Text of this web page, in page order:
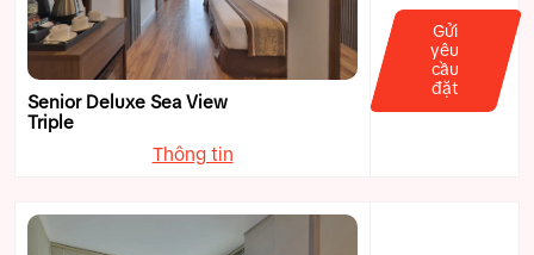
Senior Deluxe Sea View
Triple
Thông tin
Gửi
yêu
cầu
đặt